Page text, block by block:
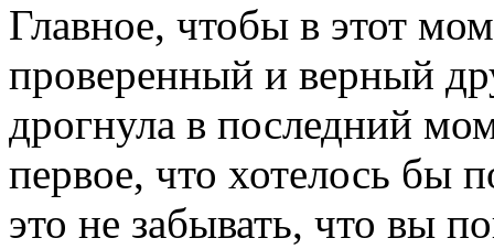
Главное, чтобы в этот
проверенный и верный
дрогнула в последний
первое, что хотелось бы
это не забывать, что вы